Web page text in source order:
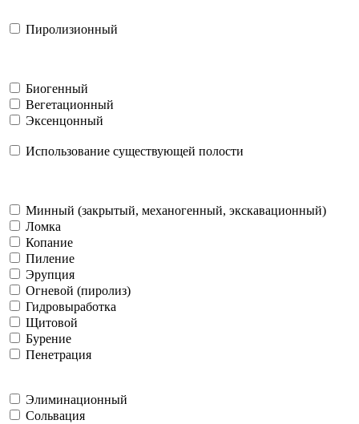
Пиролизионный
Биогенный
Вегетационный
Эксенцонный
Использование существующей полости
Минный (закрытый, механогенный, экскавационный)
Ломка
Копание
Пиление
Эрупция
Огневой (пиролиз)
Гидровыработка
Щитовой
Бурение
Пенетрация
Элиминационный
Сольвация